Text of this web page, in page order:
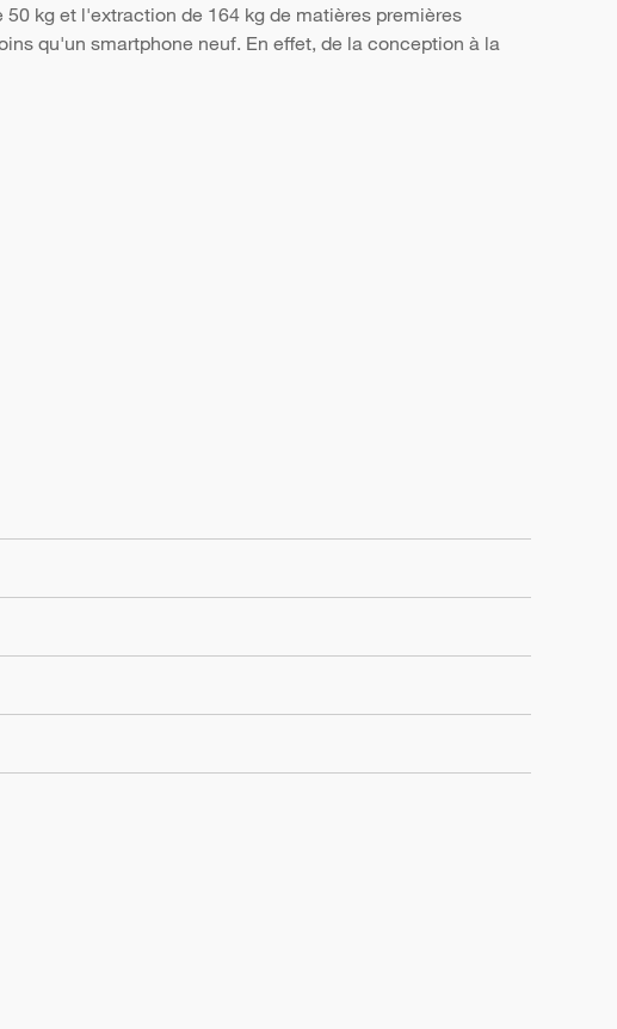
kg et l'extraction de 164 kg de matières premières
qu'un smartphone neuf. En effet, de la conception à la